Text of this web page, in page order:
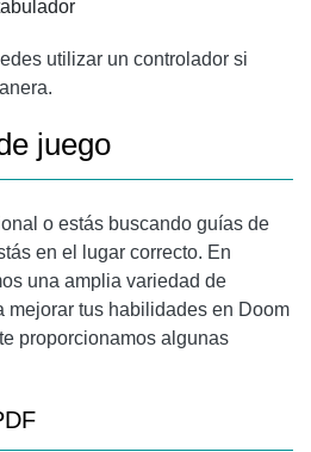
utilizar un controlador si
juego
o estás buscando guías de
en el lugar correcto. En
una amplia variedad de
mejorar tus habilidades en Doom
proporcionamos algunas